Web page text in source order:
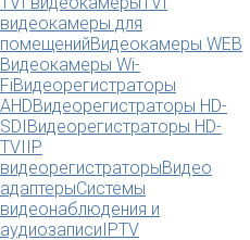
видеокамеры для
помещенийВидеокамеры WEB
Видеокамеры Wi-
FiВидеорегистраторы
AHDВидеорегистраторы HD-
SDIВидеорегистраторы HD-
TVI IP
видеорегистраторыВидео
адаптерыСистемы
видеонаблюдения и
аудиозаписиIPTV